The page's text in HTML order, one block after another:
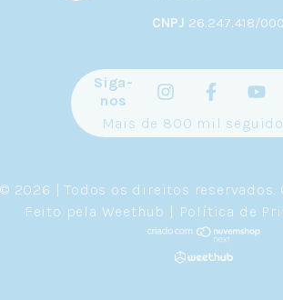
CNPJ 26.247.418/
Siga-
nos
Mais de 800 mil
© 2026 | Todos os direitos reservados.
Feito pela Weethub | Política de